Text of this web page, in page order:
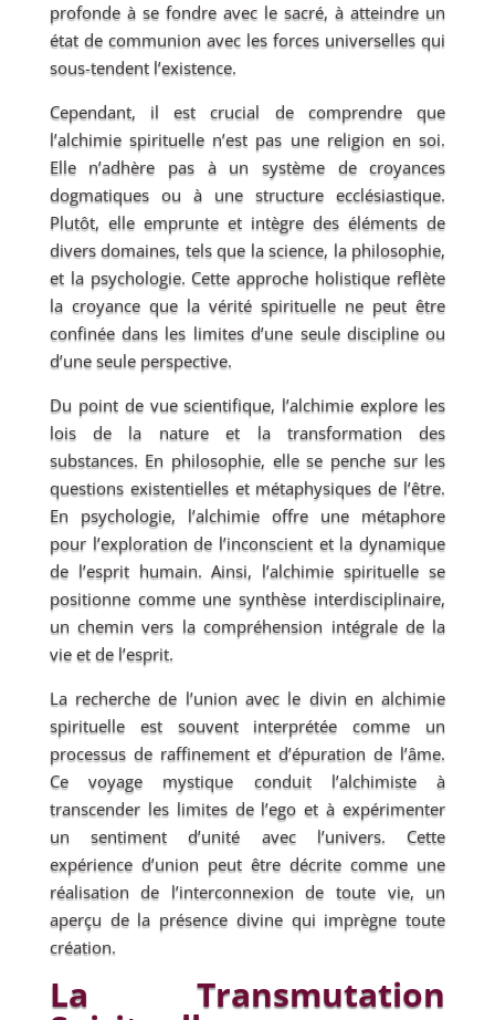
profonde à se fondre avec le sacré, à atteindre un
état de communion avec les forces universelles qui
sous-tendent l’existence.
Cependant, il est crucial de comprendre que
l’alchimie spirituelle n’est pas une religion en soi.
Elle n’adhère pas à un système de croyances
dogmatiques ou à une structure ecclésiastique.
Plutôt, elle emprunte et intègre des éléments de
divers domaines, tels que la science, la philosophie,
et la psychologie. Cette approche holistique reflète
la croyance que la vérité spirituelle ne peut être
confinée dans les limites d’une seule discipline ou
d’une seule perspective.
Du point de vue scientifique, l’alchimie explore les
lois de la nature et la transformation des
substances. En philosophie, elle se penche sur les
questions existentielles et métaphysiques de l’être.
En psychologie, l’alchimie offre une métaphore
pour l’exploration de l’inconscient et la dynamique
de l’esprit humain. Ainsi, l’alchimie spirituelle se
positionne comme une synthèse interdisciplinaire,
un chemin vers la compréhension intégrale de la
vie et de l’esprit.
La recherche de l’union avec le divin en alchimie
spirituelle est souvent interprétée comme un
processus de raffinement et d’épuration de l’âme.
Ce voyage mystique conduit l’alchimiste à
transcender les limites de l’ego et à expérimenter
un sentiment d’unité avec l’univers. Cette
expérience d’union peut être décrite comme une
réalisation de l’interconnexion de toute vie, un
aperçu de la présence divine qui imprègne toute
création.
La Transmutation